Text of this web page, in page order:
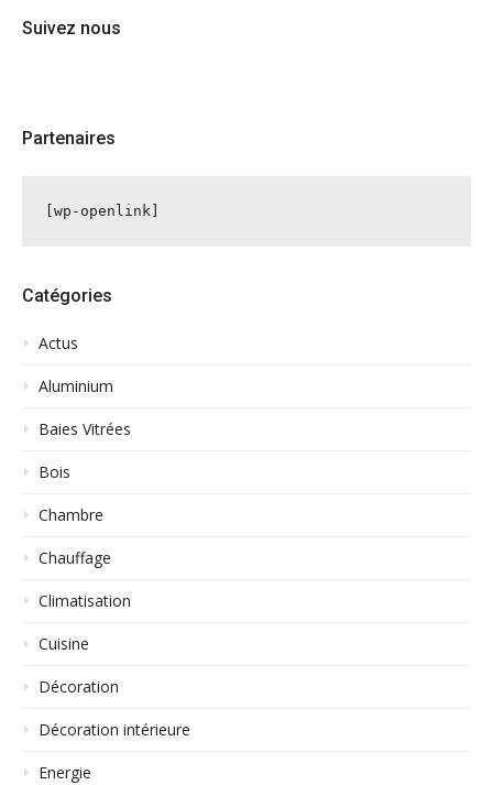
Suivez nous
Partenaires
[wp-openlink]
Catégories
Actus
Aluminium
Baies Vitrées
Bois
Chambre
Chauffage
Climatisation
Cuisine
Décoration
Décoration intérieure
Energie